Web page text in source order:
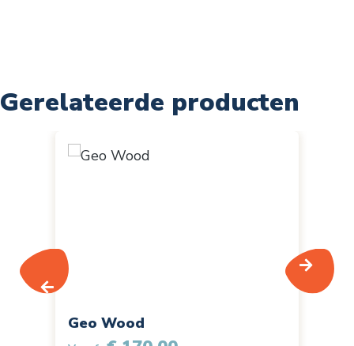
Gerelateerde producten
Productgalerij overslaan
Geo Wood